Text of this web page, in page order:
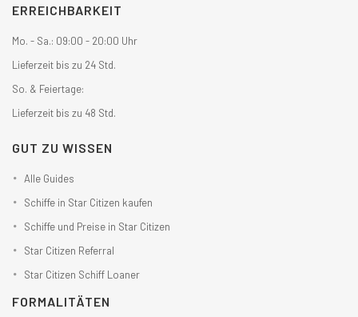
ERREICHBARKEIT
Mo. - Sa.: 09:00 - 20:00 Uhr
Lieferzeit bis zu 24 Std.
So. & Feiertage:
Lieferzeit bis zu 48 Std.
GUT ZU WISSEN
Alle Guides
Schiffe in Star Citizen kaufen
Schiffe und Preise in Star Citizen
Star Citizen Referral
Star Citizen Schiff Loaner
FORMALITÄTEN